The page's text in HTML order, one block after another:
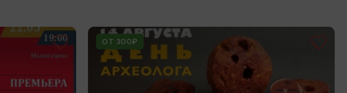
ОТ 300₽